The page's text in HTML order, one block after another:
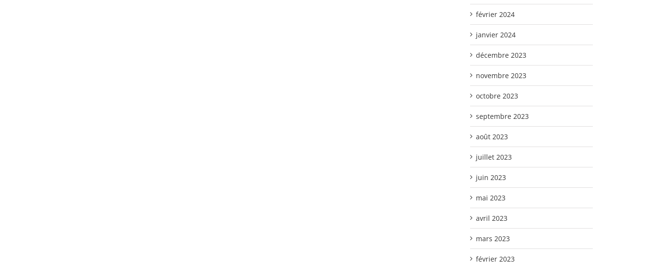
février 2024
janvier 2024
décembre 2023
novembre 2023
octobre 2023
septembre 2023
août 2023
juillet 2023
juin 2023
mai 2023
avril 2023
mars 2023
février 2023